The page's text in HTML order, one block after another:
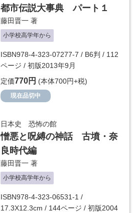
都市伝説大事典 パート１
藤田晋一 著
小学校高学年から
ISBN978-4-323-07277-7 / B6判 / 112
ページ / 初版2013年9月
定価770円 (本体700円+税)
現在品切中
日本史 恐怖の館
憎悪と呪縛の神話 古墳・奈
良時代編
藤田晋一 著
小学校高学年から
ISBN978-4-323-06531-1 /
17.3X12.3cm / 144ページ / 初版2004